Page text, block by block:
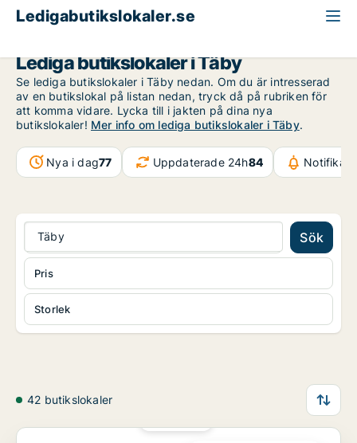
Ledigabutikslokaler.se
Lediga butikslokaler i Täby
Se lediga butikslokaler i Täby nedan. Om du är intresserad
av en butikslokal på listan nedan, tryck då på rubriken för
att komma vidare. Lycka till i jakten på dina nya
butikslokaler! Mer info om lediga butikslokaler i Täby.
Nya i dag77 Uppdaterade 24h84
Täby Sök
Storlek
Pris
42 butikslokaler
Butikslokal i Täby